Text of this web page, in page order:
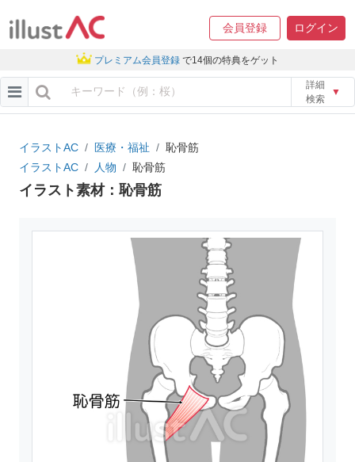
会員登録 ログイン
プレミアム会員登録 で14個の特典をゲット
詳細
検索
▼
イラストAC 医療・福祉
恥骨筋
イラストAC
人物 恥骨筋
イラスト素材：恥骨筋